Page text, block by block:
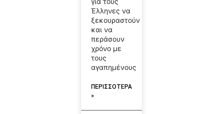
Έλληνες να
ξεκουραστούν
και να
περάσουν
χρόνο με
τους
αγαπημένους
ΠΕΡΙΣΣΟΤΕΡΑ
»